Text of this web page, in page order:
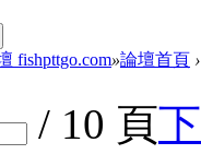
fishpttgo.com»論壇首頁 ›
/ 10 頁